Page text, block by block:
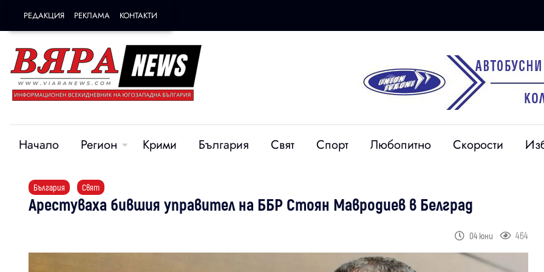
РЕДАКЦИЯ РЕКЛАМА КОНТАКТИ
Начало Регион Крими България Свят Спорт Любопитно Скорости
България Свят
Арестуваха бившия управител на ББР Стоян Мавродиев в Белград
04 юни 464